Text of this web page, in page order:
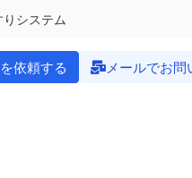
システム
依頼する メールでお問